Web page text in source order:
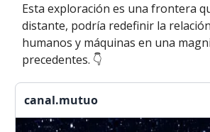
Esta exploración es una frontera
distante, podría redefinir la
humanos y máquinas en una
precedentes. 👇
canal.mutuo